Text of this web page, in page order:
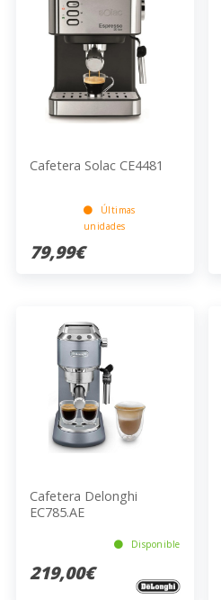
Cafetera Solac CE4481
Últimas
unidades
79,99€
Cafetera Delonghi
EC785.AE
Disponible
219,00€